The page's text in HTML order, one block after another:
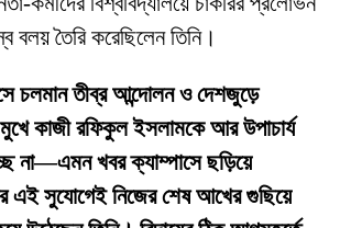
বলয় তৈরি করেছিলেন তিনি।
চলমান তীব্র আন্দোলন ও দেশজুড়ে
কাজী রফিকুল ইসলামকে আর উপাচার্য
না—এমন খবর ক্যাম্পাসে ছড়িয়ে
সুযোগেই নিজের শেষ আখের গুছিয়ে